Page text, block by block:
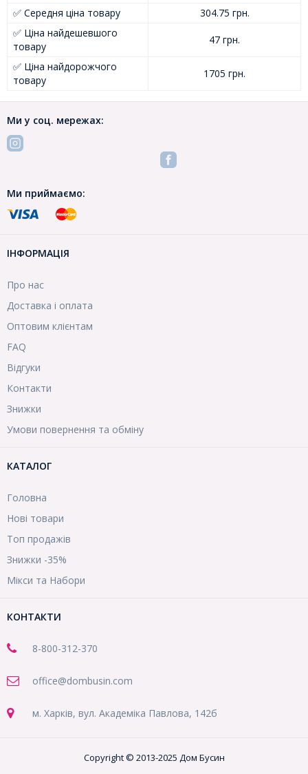
✅ Середня ціна товару
304.75 грн.
✅ Ціна найдешевшого
товару
47 грн.
✅ Ціна найдорожчого
товару
1705 грн.
Ми у соц. мережах:
Ми приймаємо:
ІНФОРМАЦІЯ
Про нас
Доставка і оплата
Оптовим клієнтам
FAQ
Відгуки
Контакти
Знижки
Умови повернення та обміну
КАТАЛОГ
Головна
Нові товари
Топ продажів
Знижки -35%
Мікси та Набори
КОНТАКТИ
8-800-312-370
office@dombusin.com
м. Харків, вул. Академіка Павлова, 142б
Copyright © 2013-2025 Дом Бусин